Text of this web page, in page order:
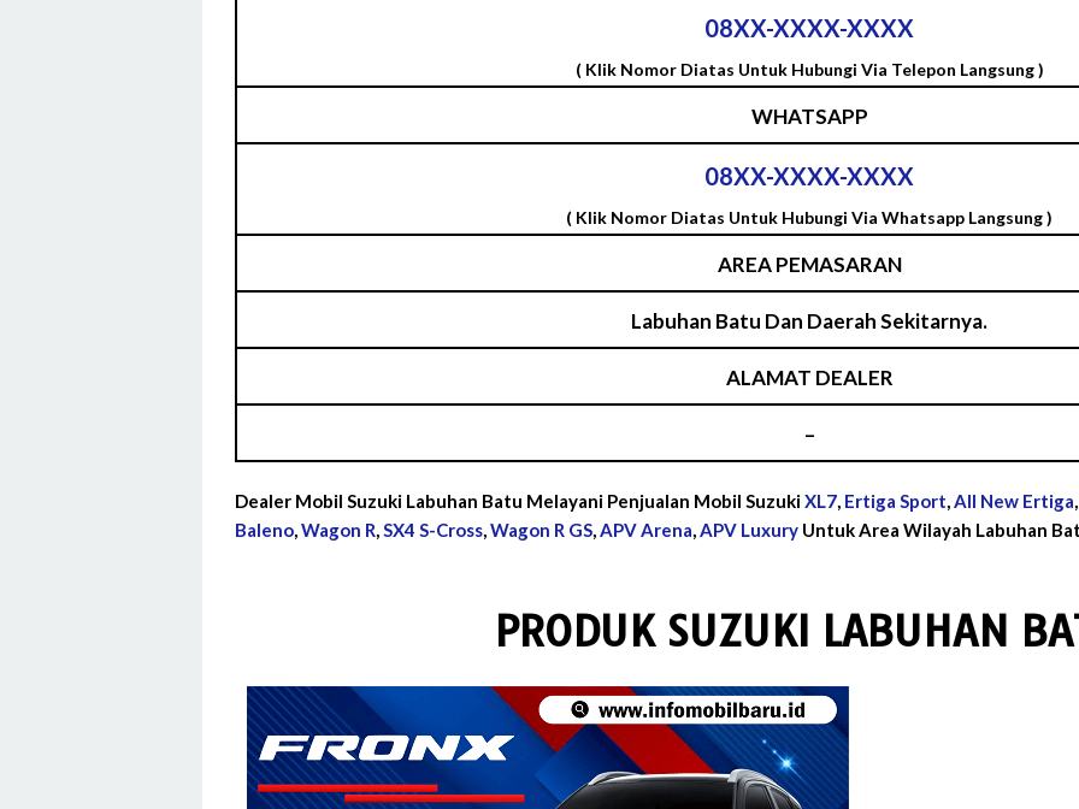
08XX-XXXX-XXXX
( Klik Nomor Diatas Untuk Hubungi Via Telepon Langsung )
WHATSAPP
08XX-XXXX-XXXX
( Klik Nomor Diatas Untuk Hubungi Via Whatsapp Langsung )
AREA PEMASARAN
Labuhan Batu Dan Daerah Sekitarnya.
ALAMAT DEALER
–
Dealer Mobil Suzuki Labuhan Batu Melayani Penjualan Mobil SuzukiXL7, Ertiga Sport,All New Ertiga
Baleno,Wagon R,SX4 S-Cross,Wagon R GS,APV Arena,APV LuxuryUntuk Area Wilayah Labuhan
PRODUK SUZUKI LABUHAN